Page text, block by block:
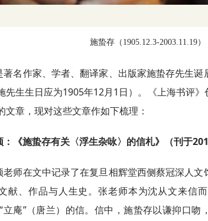
施蛰存（1905.12.3-2003.11.19）
著名作家、学者、翻译家、出版家施蛰存先生
先生生日应为1905年12月1日）。《上海书评
文章，现对这些文章作如下梳理：
：《施蛰存有关〈浮生杂咏〉的信札》（刊于
老师在文中记录了在复旦相辉堂西侧蔡冠深人
献、作品与人生史。张老师本为沈从文来信
立庵”（唐兰）的信。信中，施蛰存以谦抑口吻